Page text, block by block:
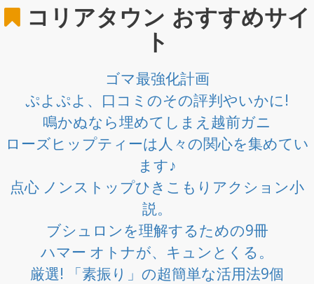
コリアタウン おすすめサイ
ト
ゴマ最強化計画
ぷよぷよ、口コミのその評判やいかに!
鳴かぬなら埋めてしまえ越前ガニ
ローズヒップティーは人々の関心を集めてい
ます♪
点心 ノンストップひきこもりアクション小
説。
ブシュロンを理解するための9冊
ハマー オトナが、キュンとくる。
厳選! 「素振り」の超簡単な活用法9個